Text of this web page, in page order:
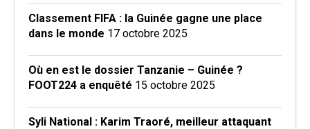
Classement FIFA : la Guinée gagne une place
dans le monde 17 octobre 2025
Où en est le dossier Tanzanie – Guinée ?
FOOT224 a enquêté 15 octobre 2025
Syli National : Karim Traoré, meilleur attaquant